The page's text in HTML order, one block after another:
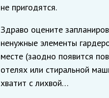
не пригодятся.
Здраво оцените
ненужные элементы
месте (заодно появится
отелях или стиральной
хватит с лихвой…